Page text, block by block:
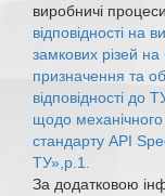
виробничі
відповідності на
замкових різей на
призначення та
відповідності
щодо
стандарту API
ТУ»,р.1.
За додатковою